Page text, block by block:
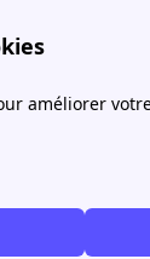
améliorer
Free ou